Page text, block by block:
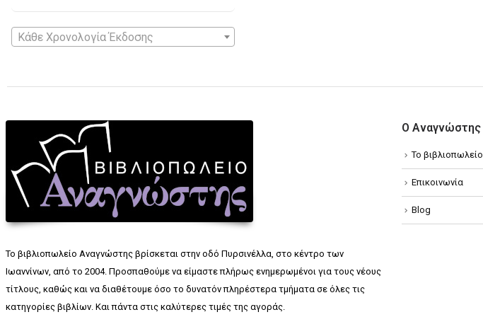
Κάθε Χρονολογία Έκδοσης
Το βιβλιοπωλείο Αναγνώστης βρίσκεται στην οδό Πυρσινέλλα, στο κέντρο των
Ιωαννίνων, από το 2004. Προσπαθούμε να είμαστε πλήρως ενημερωμένοι για τους νέους
τίτλους, καθώς και να διαθέτουμε όσο το δυνατόν πληρέστερα τμήματα σε όλες τις
κατηγορίες βιβλίων. Και πάντα στις καλύτερες τιμές της αγοράς.
Ο Αναγνώστης
Το βιβλιοπωλείο
Επικοινωνία
Blog